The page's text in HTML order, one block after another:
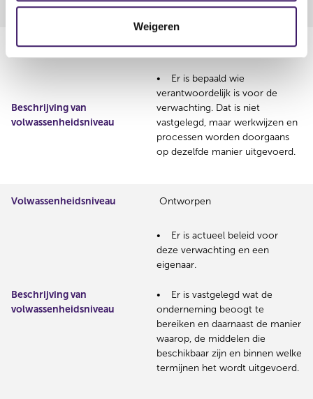
Weigeren
Volwassenheidsniveau Belegd
Beschrijving van
volwassenheidsniveau
Er is bepaald wie
verantwoordelijk is voor de
verwachting. Dat is niet
vastgelegd, maar werkwijzen en
processen worden doorgaans
op dezelfde manier uitgevoerd.
Volwassenheidsniveau Ontworpen
Beschrijving van
volwassenheidsniveau
Er is actueel beleid voor
deze verwachting en een
eigenaar.
Er is vastgelegd wat de
onderneming beoogt te
bereiken en daarnaast de manier
waarop, de middelen die
beschikbaar zijn en binnen welke
termijnen het wordt uitgevoerd.